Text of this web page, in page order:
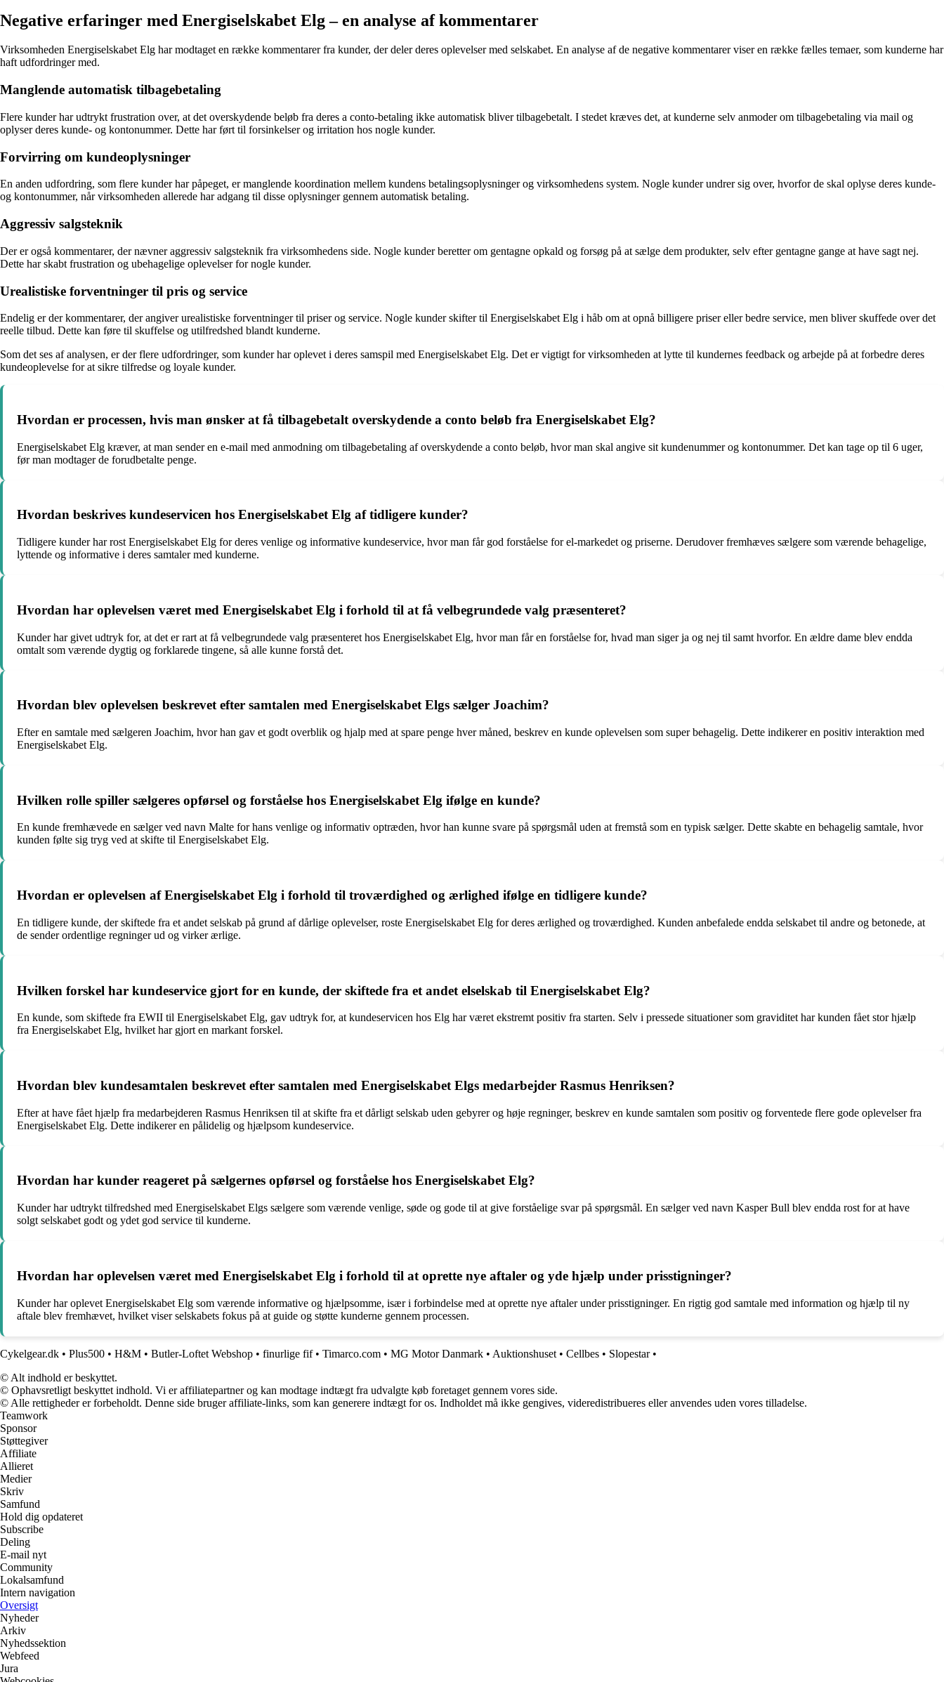
Negative erfaringer med Energiselskabet Elg – en analyse af kommentarer
Virksomheden Energiselskabet Elg har modtaget en række kommentarer fra kunder, der deler deres oplevelser med selskabet. En analyse af de negative kommentarer viser en række fælles temaer, som kunderne har
haft udfordringer med.
Manglende automatisk tilbagebetaling
Flere kunder har udtrykt frustration over, at det overskydende beløb fra deres a conto-betaling ikke automatisk bliver tilbagebetalt. I stedet kræves det, at kunderne selv anmoder om tilbagebetaling via mail og
oplyser deres kunde- og kontonummer. Dette har ført til forsinkelser og irritation hos nogle kunder.
Forvirring om kundeoplysninger
En anden udfordring, som flere kunder har påpeget, er manglende koordination mellem kundens betalingsoplysninger og virksomhedens system. Nogle kunder undrer sig over, hvorfor de skal oplyse deres kunde-
og kontonummer, når virksomheden allerede har adgang til disse oplysninger gennem automatisk betaling.
Aggressiv salgsteknik
Der er også kommentarer, der nævner aggressiv salgsteknik fra virksomhedens side. Nogle kunder beretter om gentagne opkald og forsøg på at sælge dem produkter, selv efter gentagne gange at have sagt nej.
Dette har skabt frustration og ubehagelige oplevelser for nogle kunder.
Urealistiske forventninger til pris og service
Endelig er der kommentarer, der angiver urealistiske forventninger til priser og service. Nogle kunder skifter til Energiselskabet Elg i håb om at opnå billigere priser eller bedre service, men bliver skuffede over det
reelle tilbud. Dette kan føre til skuffelse og utilfredshed blandt kunderne.
Som det ses af analysen, er der flere udfordringer, som kunder har oplevet i deres samspil med Energiselskabet Elg. Det er vigtigt for virksomheden at lytte til kundernes feedback og arbejde på at forbedre deres
kundeoplevelse for at sikre tilfredse og loyale kunder.
Hvordan er processen, hvis man ønsker at få tilbagebetalt overskydende a conto beløb fra Energiselskabet Elg?
Energiselskabet Elg kræver, at man sender en e-mail med anmodning om tilbagebetaling af overskydende a conto beløb, hvor man skal angive sit kundenummer og kontonummer. Det kan tage op til 6 uger,
før man modtager de forudbetalte penge.
Hvordan beskrives kundeservicen hos Energiselskabet Elg af tidligere kunder?
Tidligere kunder har rost Energiselskabet Elg for deres venlige og informative kundeservice, hvor man får god forståelse for el-markedet og priserne. Derudover fremhæves sælgere som værende behagelige,
lyttende og informative i deres samtaler med kunderne.
Hvordan har oplevelsen været med Energiselskabet Elg i forhold til at få velbegrundede valg præsenteret?
Kunder har givet udtryk for, at det er rart at få velbegrundede valg præsenteret hos Energiselskabet Elg, hvor man får en forståelse for, hvad man siger ja og nej til samt hvorfor. En ældre dame blev endda
omtalt som værende dygtig og forklarede tingene, så alle kunne forstå det.
Hvordan blev oplevelsen beskrevet efter samtalen med Energiselskabet Elgs sælger Joachim?
Efter en samtale med sælgeren Joachim, hvor han gav et godt overblik og hjalp med at spare penge hver måned, beskrev en kunde oplevelsen som super behagelig. Dette indikerer en positiv interaktion med
Energiselskabet Elg.
Hvilken rolle spiller sælgeres opførsel og forståelse hos Energiselskabet Elg ifølge en kunde?
En kunde fremhævede en sælger ved navn Malte for hans venlige og informativ optræden, hvor han kunne svare på spørgsmål uden at fremstå som en typisk sælger. Dette skabte en behagelig samtale, hvor
kunden følte sig tryg ved at skifte til Energiselskabet Elg.
Hvordan er oplevelsen af Energiselskabet Elg i forhold til troværdighed og ærlighed ifølge en tidligere kunde?
En tidligere kunde, der skiftede fra et andet selskab på grund af dårlige oplevelser, roste Energiselskabet Elg for deres ærlighed og troværdighed. Kunden anbefalede endda selskabet til andre og betonede, at
de sender ordentlige regninger ud og virker ærlige.
Hvilken forskel har kundeservice gjort for en kunde, der skiftede fra et andet elselskab til Energiselskabet Elg?
En kunde, som skiftede fra EWII til Energiselskabet Elg, gav udtryk for, at kundeservicen hos Elg har været ekstremt positiv fra starten. Selv i pressede situationer som graviditet har kunden fået stor hjælp
fra Energiselskabet Elg, hvilket har gjort en markant forskel.
Hvordan blev kundesamtalen beskrevet efter samtalen med Energiselskabet Elgs medarbejder Rasmus Henriksen?
Efter at have fået hjælp fra medarbejderen Rasmus Henriksen til at skifte fra et dårligt selskab uden gebyrer og høje regninger, beskrev en kunde samtalen som positiv og forventede flere gode oplevelser fra
Energiselskabet Elg. Dette indikerer en pålidelig og hjælpsom kundeservice.
Hvordan har kunder reageret på sælgernes opførsel og forståelse hos Energiselskabet Elg?
Kunder har udtrykt tilfredshed med Energiselskabet Elgs sælgere som værende venlige, søde og gode til at give forståelige svar på spørgsmål. En sælger ved navn Kasper Bull blev endda rost for at have
solgt selskabet godt og ydet god service til kunderne.
Hvordan har oplevelsen været med Energiselskabet Elg i forhold til at oprette nye aftaler og yde hjælp under prisstigninger?
Kunder har oplevet Energiselskabet Elg som værende informative og hjælpsomme, især i forbindelse med at oprette nye aftaler under prisstigninger. En rigtig god samtale med information og hjælp til ny
aftale blev fremhævet, hvilket viser selskabets fokus på at guide og støtte kunderne gennem processen.
Cykelgear.dk • Plus500 • H&M • Butler-Loftet Webshop • finurlige fif• Timarco.com • MG Motor Danmark • Auktionshuset • Cellbes • Slopestar•
© Alt indhold er beskyttet.
© Ophavsretligt beskyttet indhold. Vi er affiliatepartner og kan modtage indtægt fra udvalgte køb foretaget gennem vores side.
© Alle rettigheder er forbeholdt. Denne side bruger affiliate-links, som kan generere indtægt for os. Indholdet må ikke gengives, videredistribueres eller anvendes uden vores tilladelse.
Teamwork
Sponsor
Støttegiver
Affiliate
Allieret
Medier
Skriv
Samfund
Hold dig opdateret
Subscribe
Deling
E-mail nyt
Community
Lokalsamfund
Intern navigation
Oversigt
Nyheder
Arkiv
Nyhedssektion
Webfeed
Jura